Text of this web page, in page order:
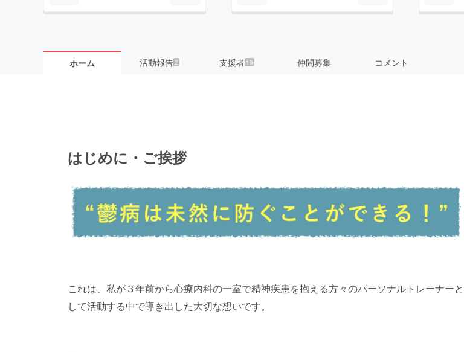
ホーム 活動報告2 支援者 19 仲間募集 コメント
はじめに・ご挨拶
これは、私が３年前から心療内科の一室で精神疾患を抱える方々のパーソナルトレーナーと
して活動する中で導き出した大切な想いです。